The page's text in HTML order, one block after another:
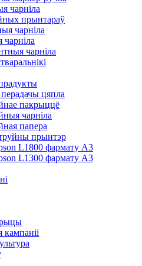
чарніла
прынтараў
чарніла
чарніла
цяпла
пакрыццё
чарніла
папера
прынтэр
L1800 фармату A3
L1300 фармату A3
кампаніі